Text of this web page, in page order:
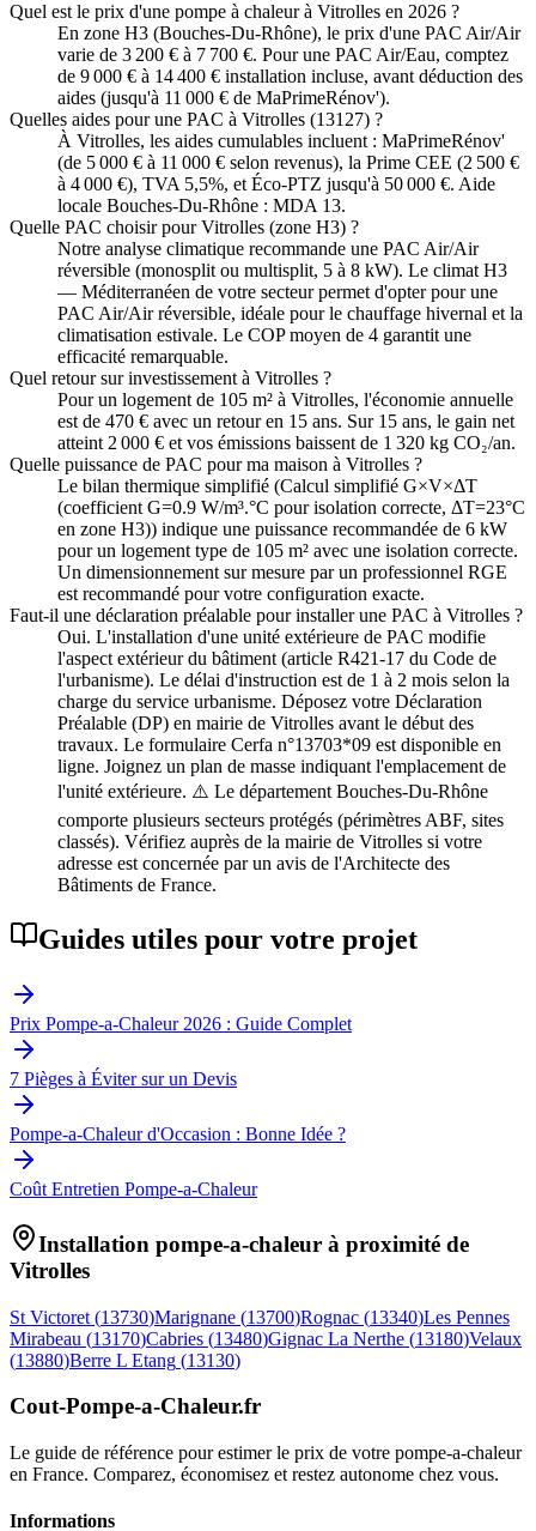
Quel est le prix d'une pompe à chaleur à Vitrolles en 2026 ?
En zone H3 (Bouches-Du-Rhône), le prix d'une PAC Air/Air
varie de 3 200 € à 7 700 €. Pour une PAC Air/Eau, comptez
de 9 000 € à 14 400 € installation incluse, avant déduction des
aides (jusqu'à 11 000 € de MaPrimeRénov').
Quelles aides pour une PAC à Vitrolles (13127) ?
À Vitrolles, les aides cumulables incluent : MaPrimeRénov'
(de 5 000 € à 11 000 € selon revenus), la Prime CEE (2 500 €
à 4 000 €), TVA 5,5%, et Éco-PTZ jusqu'à 50 000 €. Aide
locale Bouches-Du-Rhône : MDA 13.
Quelle PAC choisir pour Vitrolles (zone H3) ?
Notre analyse climatique recommande une PAC Air/Air
réversible (monosplit ou multisplit, 5 à 8 kW). Le climat H3
— Méditerranéen de votre secteur permet d'opter pour une
PAC Air/Air réversible, idéale pour le chauffage hivernal et la
climatisation estivale. Le COP moyen de 4 garantit une
efficacité remarquable.
Quel retour sur investissement à Vitrolles ?
Pour un logement de 105 m² à Vitrolles, l'économie annuelle
est de 470 € avec un retour en 15 ans. Sur 15 ans, le gain net
atteint 2 000 € et vos émissions baissent de 1 320 kg CO₂/an.
Quelle puissance de PAC pour ma maison à Vitrolles ?
Le bilan thermique simplifié (Calcul simplifié G×V×ΔT
(coefficient G=0.9 W/m³.°C pour isolation correcte, ΔT=23°C
en zone H3)) indique une puissance recommandée de 6 kW
pour un logement type de 105 m² avec une isolation correcte.
Un dimensionnement sur mesure par un professionnel RGE
est recommandé pour votre configuration exacte.
Faut-il une déclaration préalable pour installer une PAC à Vitrolles ?
Oui. L'installation d'une unité extérieure de PAC modifie
l'aspect extérieur du bâtiment (article R421-17 du Code de
l'urbanisme). Le délai d'instruction est de 1 à 2 mois selon la
charge du service urbanisme. Déposez votre Déclaration
Préalable (DP) en mairie de Vitrolles avant le début des
travaux. Le formulaire Cerfa n°13703*09 est disponible en
ligne. Joignez un plan de masse indiquant l'emplacement de
l'unité extérieure. ⚠️ Le département Bouches-Du-Rhône
comporte plusieurs secteurs protégés (périmètres ABF, sites
classés). Vérifiez auprès de la mairie de Vitrolles si votre
adresse est concernée par un avis de l'Architecte des
Bâtiments de France.
Guides utiles pour votre projet
Prix Pompe-a-Chaleur 2026 : Guide Complet
7 Pièges à Éviter sur un Devis
Pompe-a-Chaleur d'Occasion : Bonne Idée ?
Coût Entretien Pompe-a-Chaleur
Installation pompe-a-chaleur à proximité de
Vitrolles
St Victoret (13730)Marignane (13700)Rognac (13340)Les Pennes
Mirabeau (13170)Cabries (13480)Gignac La Nerthe (13180)Velaux
(13880)Berre L Etang (13130)
Cout-Pompe-a-Chaleur.fr
Le guide de référence pour estimer le prix de votre pompe-a-chaleur
en France. Comparez, économisez et restez autonome chez vous.
Informations